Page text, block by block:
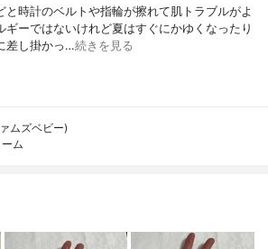
と時計のベルトや指輪が擦れて肌トラブルがよ
ギーではないけれど夏はすぐにかゆくなったり
差し掛かっ…続きを見る
ムズベビー)
ム